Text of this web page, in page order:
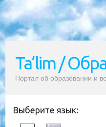
Ta’lim /
Портал об образовании и
Выберите язык: